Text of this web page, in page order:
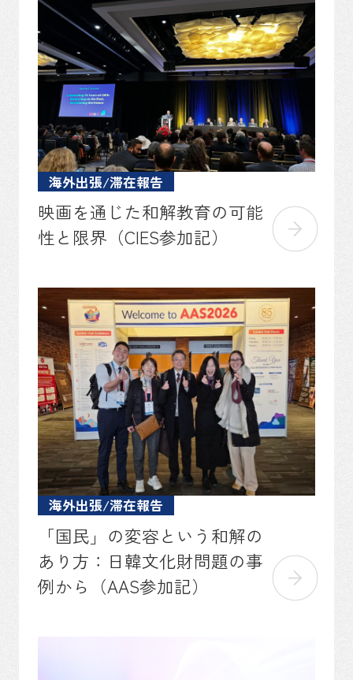
海外出張/滞在報告
映画を通じた和解教育の可能
性と限界（CIES参加記）
海外出張/滞在報告
「国民」の変容という和解の
あり方：日韓文化財問題の事
例から（AAS参加記）